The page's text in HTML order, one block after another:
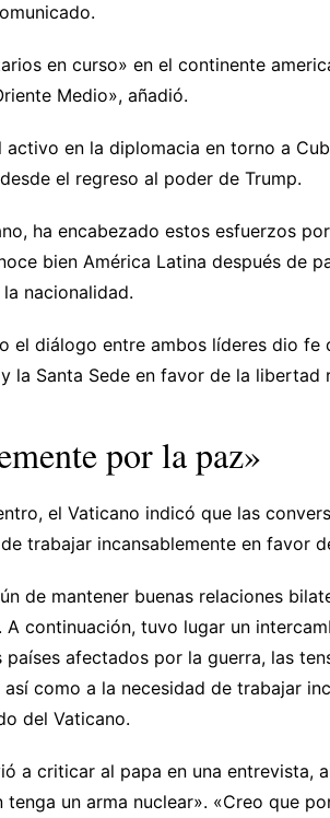
en curso» en el continente
Medio», añadió.
activo en la diplomacia en torno a
el regreso al poder de Trump.
ha encabezado estos esfuerzos
bien América Latina después de
nacionalidad.
el diálogo entre ambos líderes dio fe
la Santa Sede en favor de la libertad
por la paz»
el Vaticano indicó que las
trabajar incansablemente en favor
de mantener buenas relaciones
continuación, tuvo lugar un
afectados por la guerra, las
como a la necesidad de trabajar
del Vaticano.
a criticar al papa en una entrevista,
un arma nuclear». «Creo que